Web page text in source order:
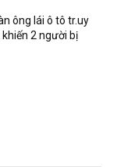
ông lái ô tô tr.uy
2 người bị